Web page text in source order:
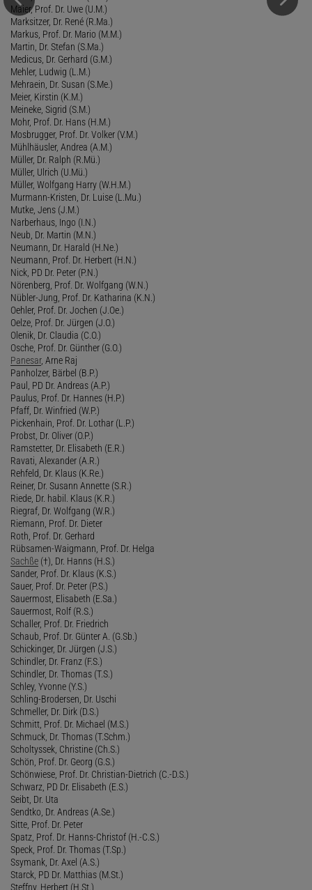
Maier, Prof. Dr. Uwe (U.M.)
Marksitzer, Dr. René (R.Ma.)
Markus, Prof. Dr. Mario (M.M.)
Martin, Dr. Stefan (S.Ma.)
Medicus, Dr. Gerhard (G.M.)
Mehler, Ludwig (L.M.)
Mehraein, Dr. Susan (S.Me.)
Meier, Kirstin (K.M.)
Meineke, Sigrid (S.M.)
Mohr, Prof. Dr. Hans (H.M.)
Mosbrugger, Prof. Dr. Volker (V.M.)
Mühlhäusler, Andrea (A.M.)
Müller, Dr. Ralph (R.Mü.)
Müller, Ulrich (U.Mü.)
Müller, Wolfgang Harry (W.H.M.)
Murmann-Kristen, Dr. Luise (L.Mu.)
Mutke, Jens (J.M.)
Narberhaus, Ingo (I.N.)
Neub, Dr. Martin (M.N.)
Neumann, Dr. Harald (H.Ne.)
Neumann, Prof. Dr. Herbert (H.N.)
Nick, PD Dr. Peter (P.N.)
Nörenberg, Prof. Dr. Wolfgang (W.N.)
Nübler-Jung, Prof. Dr. Katharina (K.N.)
Oehler, Prof. Dr. Jochen (J.Oe.)
Oelze, Prof. Dr. Jürgen (J.O.)
Olenik, Dr. Claudia (C.O.)
Osche, Prof. Dr. Günther (G.O.)
Panesar, Arne Raj
Panholzer, Bärbel (B.P.)
Paul, PD Dr. Andreas (A.P.)
Paulus, Prof. Dr. Hannes (H.P.)
Pfaff, Dr. Winfried (W.P.)
Pickenhain, Prof. Dr. Lothar (L.P.)
Probst, Dr. Oliver (O.P.)
Ramstetter, Dr. Elisabeth (E.R.)
Ravati, Alexander (A.R.)
Rehfeld, Dr. Klaus (K.Re.)
Reiner, Dr. Susann Annette (S.R.)
Riede, Dr. habil. Klaus (K.R.)
Riegraf, Dr. Wolfgang (W.R.)
Riemann, Prof. Dr. Dieter
Roth, Prof. Dr. Gerhard
Rübsamen-Waigmann, Prof. Dr. Helga
Sachße (†), Dr. Hanns (H.S.)
Sander, Prof. Dr. Klaus (K.S.)
Sauer, Prof. Dr. Peter (P.S.)
Sauermost, Elisabeth (E.Sa.)
Sauermost, Rolf (R.S.)
Schaller, Prof. Dr. Friedrich
Schaub, Prof. Dr. Günter A. (G.Sb.)
Schickinger, Dr. Jürgen (J.S.)
Schindler, Dr. Franz (F.S.)
Schindler, Dr. Thomas (T.S.)
Schley, Yvonne (Y.S.)
Schling-Brodersen, Dr. Uschi
Schmeller, Dr. Dirk (D.S.)
Schmitt, Prof. Dr. Michael (M.S.)
Schmuck, Dr. Thomas (T.Schm.)
Scholtyssek, Christine (Ch.S.)
Schön, Prof. Dr. Georg (G.S.)
Schönwiese, Prof. Dr. Christian-Dietrich (C.-D.S.)
Schwarz, PD Dr. Elisabeth (E.S.)
Seibt, Dr. Uta
Sendtko, Dr. Andreas (A.Se.)
Sitte, Prof. Dr. Peter
Spatz, Prof. Dr. Hanns-Christof (H.-C.S.)
Speck, Prof. Dr. Thomas (T.Sp.)
Ssymank, Dr. Axel (A.S.)
Starck, PD Dr. Matthias (M.St.)
Steffny, Herbert (H.St.)